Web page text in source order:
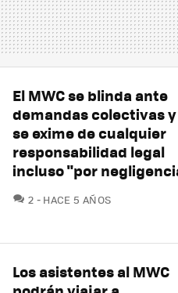
El MWC se blinda ante
demandas colectivas y
se exime de cualquier
responsabilidad legal
incluso "por
2 COMENTARIOS
HACE 5 AÑOS
Los asistentes al MWC